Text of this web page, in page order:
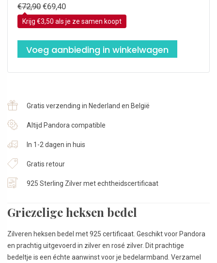
€72,90 Oorspronkelijke
prijs
was:
€72,90.
€69,40Huidige
prijs
is:
€69,40.
Krijg €3,50 als je ze samen koopt
Voeg aanbieding in winkelwagen
Gratis verzending in Nederland en België
Altijd Pandora compatible
In 1-2 dagen in huis
Gratis retour
925 Sterling Zilver met echtheidscertificaat
Griezelige heksen bedel
Zilveren heksen bedel met 925 certificaat. Geschikt voor Pandora
en prachtig uitgevoerd in zilver en rosé zilver. Dit prachtige
bedeltje is een échte aanwinst voor je bedelarmband. Verzamel